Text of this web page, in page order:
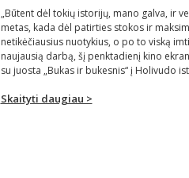
„Būtent dėl tokių istorijų, mano galva, ir
metas, kada dėl patirties stokos ir
netikėčiausius nuotykius, o po to viską
naujausią darbą, šį penktadienį kino
su juosta „Bukas ir bukesnis“ į Holivudo
Skaityti daugiau >